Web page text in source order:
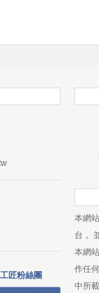
匠粉絲團
本網
台，
本網
作任
中所